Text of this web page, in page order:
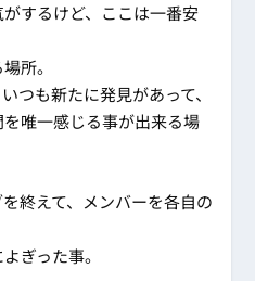
するけど、ここは一番安
所。
つも新たに発見があって、
唯一感じる事が出来る場
終えて、メンバーを各自の
ぎった事。